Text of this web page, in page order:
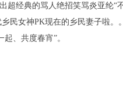
超经典的骂人绝招笑骂炎亚纶“
民女神PK现在的乡民妻子啦。
、共度春宵”。